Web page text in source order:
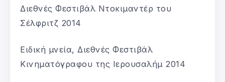
Διεθνές Φεστιβάλ Ντοκιμαντέρ του
Σέλφριτζ 2014
Ειδική μνεία, Διεθνές Φεστιβάλ
Κινηματόγραφου της Ιερουσαλήμ 2014